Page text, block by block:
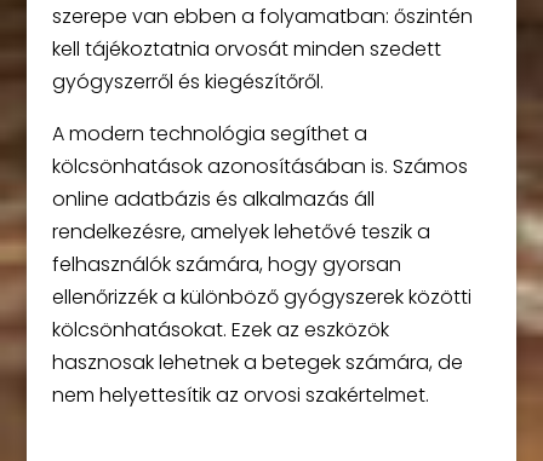
szerepe van ebben a folyamatban: őszintén
kell tájékoztatnia orvosát minden szedett
gyógyszerről és kiegészítőről.
A modern technológia segíthet a
kölcsönhatások azonosításában is. Számos
online adatbázis és alkalmazás áll
rendelkezésre, amelyek lehetővé teszik a
felhasználók számára, hogy gyorsan
ellenőrizzék a különböző gyógyszerek közötti
kölcsönhatásokat. Ezek az eszközök
hasznosak lehetnek a betegek számára, de
nem helyettesítik az orvosi szakértelmet.